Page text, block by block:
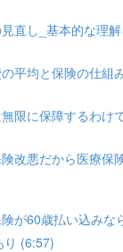
直し_基本的な理
平均と保険の仕組
限に保障するわけ
改悪だから医療保
が60歳払い込みな
り (6:57)